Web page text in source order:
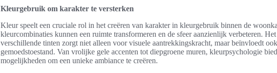
Kleurgebruik om karakter te versterken
Kleur speelt een cruciale rol in het creëren van karakter in kleurgebruik binnen de
kleurcombinaties kunnen een ruimte transformeren en de sfeer aanzienlijk verbeteren. Het
verschillende tinten zorgt niet alleen voor visuele aantrekkingskracht, maar beïnvloedt
gemoedstoestand. Van vrolijke gele accenten tot diepgroene muren, kleurpsychologie
mogelijkheden om een unieke ambiance te creëren.